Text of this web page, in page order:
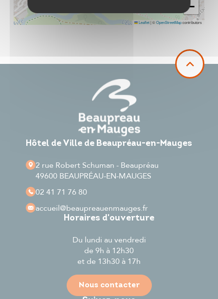
−
Leaflet|©OpenStreetMapcontributors
Hôtel de Ville de Beaupréau-en-Mauges
2 rue Robert Schuman - Beaupréau
49600 BEAUPRÉAU-EN-MAUGES
02 41 71 76 80
accueil@beaupreauenmauges.fr
Horaires d'ouverture
Du lundi au vendredi
de 9h à 12h30
et de 13h30 à 17h
Nous contacter